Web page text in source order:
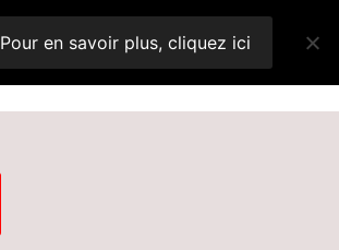
Pour en savoir plus, cliquez ici